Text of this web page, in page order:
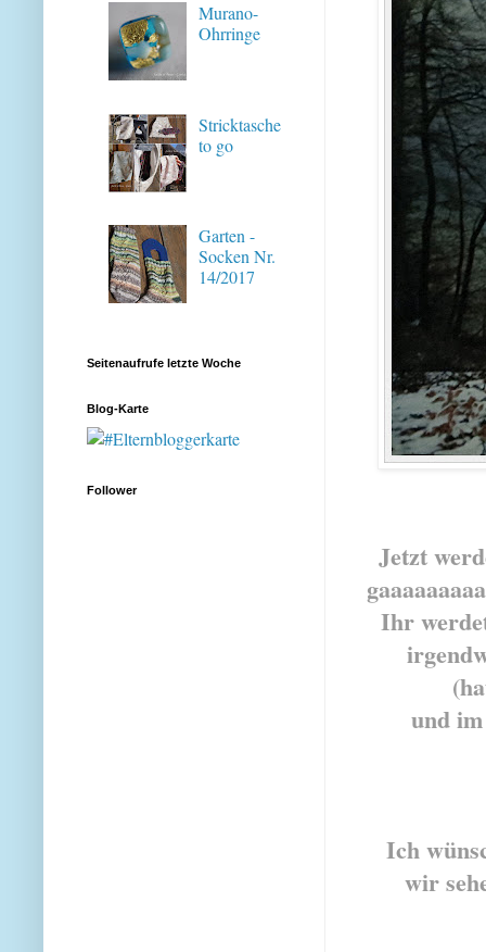
Jetzt
Ihr
und
Ich
wir
Murano-
Ohrringe
Stricktasche
to go
Garten -
Socken Nr.
14/2017
Seitenaufrufe letzte Woche
Blog-Karte
Follower